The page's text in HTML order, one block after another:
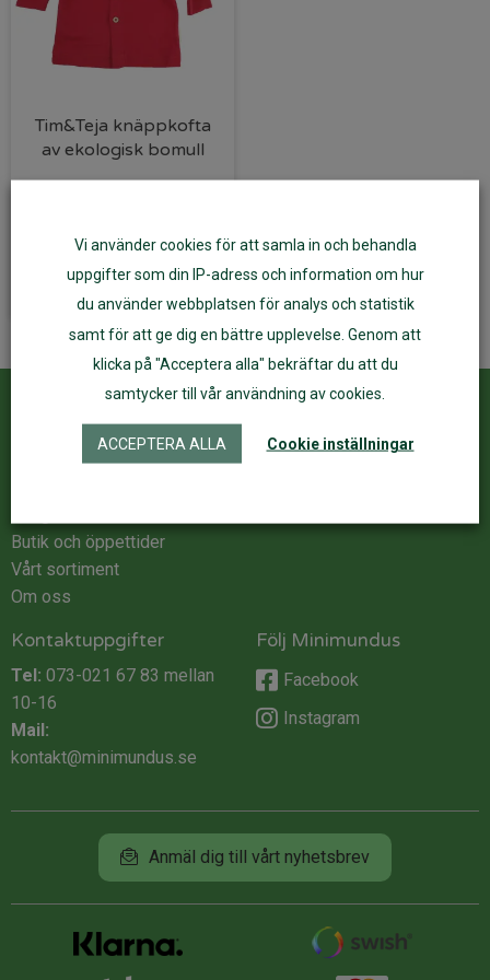
Tim&Teja knäppkofta
av ekologisk bomull
Välj alternativ
Kundservice
Kontakta oss
Butik och öppettider
Vårt sortiment
Om oss
Kontaktuppgifter
Tel: 073-021 67 83 mellan
10-16
Mail:
kontakt@minimundus.se
Följ Minimundus
Facebook
Instagram
Anmäl dig till vårt nyhetsbrev
Vi använder cookies för att samla in och behandla
uppgifter som din IP-adress och information om hur
du använder webbplatsen för analys och statistik
samt för att ge dig en bättre upplevelse. Genom att
klicka på "Acceptera alla" bekräftar du att du
samtycker till vår användning av cookies.
ACCEPTERA ALLA Cookie inställningar